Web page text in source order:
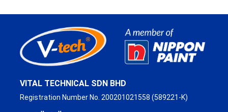
VITAL TECHNICAL SDN BHD
Registration Number No. 200201021558 (589221-K)